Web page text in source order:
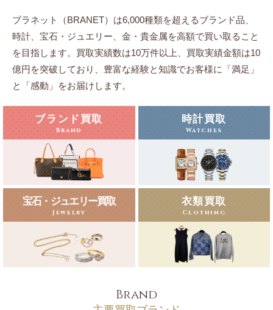
ブラネット（BRANET）は6,000種類を超えるブランド品、
時計、宝石・ジュエリー、 金・貴金属を高額で買い取ること
を目指します。 買取実績数は10万件以上、買取実績金額は10
億円を突破しており、豊富な経験と知識でお客様に「満足」
と「感動」をお届けします。
ブランド買取
Brand
時計買取
Watches
宝石・ジュエリー買取
Jewelry
衣類買取
Clothing
Brand